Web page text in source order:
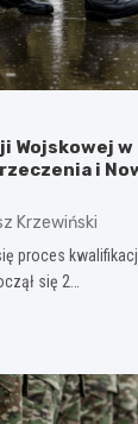
Wojskowej
i
Krzewiński
proces
się 2…